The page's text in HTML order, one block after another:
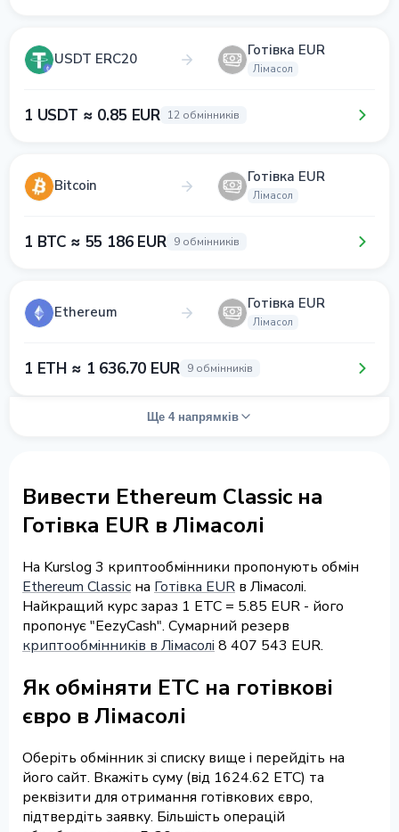
USDT ERC20 Готівка EUR
Лімасол
1 USDT ≈ 0.85 EUR 12 обмінників
Bitcoin Готівка EUR
Лімасол
1 BTC ≈ 55 186 EUR 9 обмінників
Ethereum Готівка EUR
Лімасол
1 ETH ≈ 1 636.70 EUR 9 обмінників
Ще 4 напрямків
Вивести Ethereum Classic на
Готівка EUR в Лімасолі
На Kurslog 3 криптообмінники пропонують обмін
Ethereum Classic на Готівка EUR в Лімасолі.
Найкращий курс зараз 1 ETC = 5.85 EUR - його
пропонує "EezyCash". Сумарний резерв
криптообмінників в Лімасолі 8 407 543 EUR.
Як обміняти ETC на готівкові
євро в Лімасолі
Оберіть обмінник зі списку вище і перейдіть на
його сайт. Вкажіть суму (від 1624.62 ETC) та
реквізити для отримання готівкових євро,
підтвердіть заявку. Більшість операцій